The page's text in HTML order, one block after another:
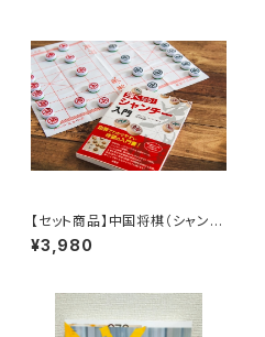
【セット商品】中国将棋（シャンチ
ー）+ 強くなる!シャンチー入門
¥3,980